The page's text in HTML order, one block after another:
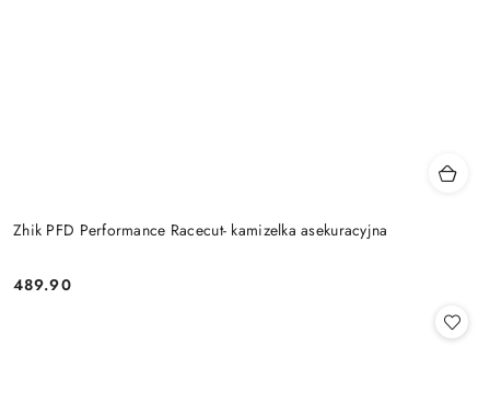
Zhik PFD Performance Racecut- kamizelka asekuracyjna
Cena:
489.90